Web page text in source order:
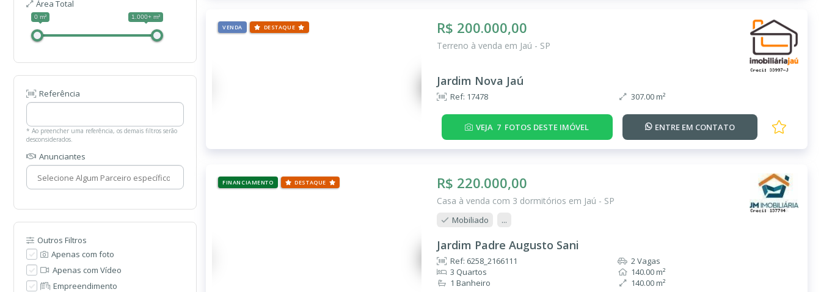
Área Total
0 m² 1.000+ m²
Referência
* Ao preencher uma referência, os demais filtros serão
desconsiderados.
Anunciantes
Outros Filtros
Apenas com foto
Apenas com Vídeo
Empreendimento
VENDA DESTAQUE R$ 200.000,00
Terreno à venda em Jaú - SP
Jardim Nova Jaú
Ref: 17478 307.00 m²
VEJA 7 FOTOS DESTE IMÓVEL ENTRE EM CONTATO
FINANCIAMENTO DESTAQUE R$ 220.000,00
Casa à venda com 3 dormitórios em Jaú - SP
Mobiliado ...
Jardim Padre Augusto Sani
Ref: 6258_2166111
3 Quartos
1 Banheiro
2 Vagas
140.00 m²
140.00 m²